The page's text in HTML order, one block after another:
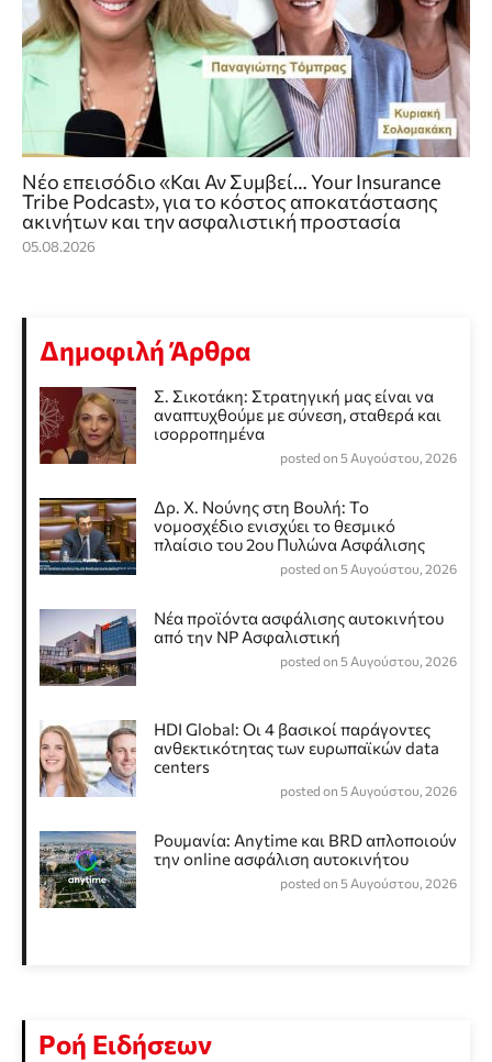
Νέο επεισόδιο «Και Αν Συμβεί… Your Insurance
Tribe Podcast», για το κόστος αποκατάστασης
ακινήτων και την ασφαλιστική προστασία
05.08.2026
Δημοφιλή Άρθρα
Σ. Σικοτάκη: Στρατηγική μας είναι να
αναπτυχθούμε με σύνεση, σταθερά και
ισορροπημένα
posted on 5 Αυγούστου, 2026
Δρ. Χ. Νούνης στη Βουλή: Το
νομοσχέδιο ενισχύει το θεσμικό
πλαίσιο του 2ου Πυλώνα Ασφάλισης
posted on 5 Αυγούστου, 2026
Νέα προϊόντα ασφάλισης αυτοκινήτου
από την NP Ασφαλιστική
posted on 5 Αυγούστου, 2026
HDI Global: Οι 4 βασικοί παράγοντες
ανθεκτικότητας των ευρωπαϊκών data
centers
posted on 5 Αυγούστου, 2026
Ρουμανία: Anytime και BRD απλοποιούν
την online ασφάλιση αυτοκινήτου
posted on 5 Αυγούστου, 2026
Ροή Ειδήσεων